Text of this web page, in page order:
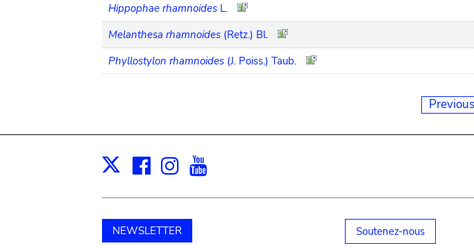
Hippophae rhamnoides L.
Melanthesa rhamnoides (Retz.) Bl.
Phyllostylon rhamnoides (J. Poiss.) Taub.
X Facebook
Instagram
NEWSLETTER Soutenez-nous